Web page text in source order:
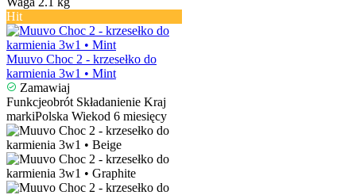
Hit
Muuvo Choc 2 - krzesełko do
karmienia 3w1 • Mint
Zamawiaj
Funkcjeobrót Składanienie Kraj
markiPolska Wiekod 6 miesięcy